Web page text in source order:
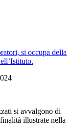
si occupa della
si avvalgono di
illustrate nella